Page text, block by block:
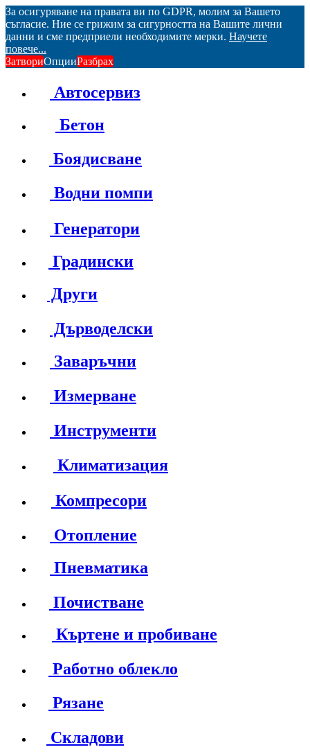
За осигуряване на правата ви по GDPR, молим за Вашето
съгласие. Ние се грижим за сигурността на Вашите лични
данни и сме предприели необходимите мерки. Научете
повече...
ЗатвориОпцииРазбрах
Автосервиз
Бетон
Боядисване
Водни помпи
Генератори
Градински
Други
Дърводелски
Заваръчни
Измерване
Инструменти
Климатизация
Компресори
Отопление
Пневматика
Почистване
Къртене и пробиване
Работно облекло
Рязане
Складови